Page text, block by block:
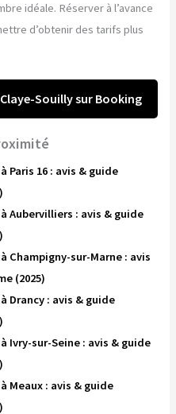
idéale. Réserver à l’avance
d’obtenir des tarifs plus
Souilly sur Booking
Paris 16 : avis & guide
Aubervilliers : avis & guide
Champigny-sur-Marne : avis
(2025)
Drancy : avis & guide
Ivry-sur-Seine : avis & guide
Meaux : avis & guide